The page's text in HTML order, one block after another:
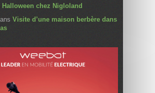
Halloween chez Nigloland
Visite d’une maison berbère dans